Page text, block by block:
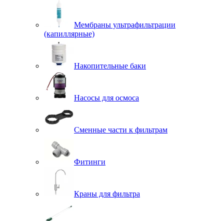
Мембраны ультрафильтрации
(капиллярные)
Накопительные баки
Насосы для осмоса
Сменные части к фильтрам
Фитинги
Краны для фильтра